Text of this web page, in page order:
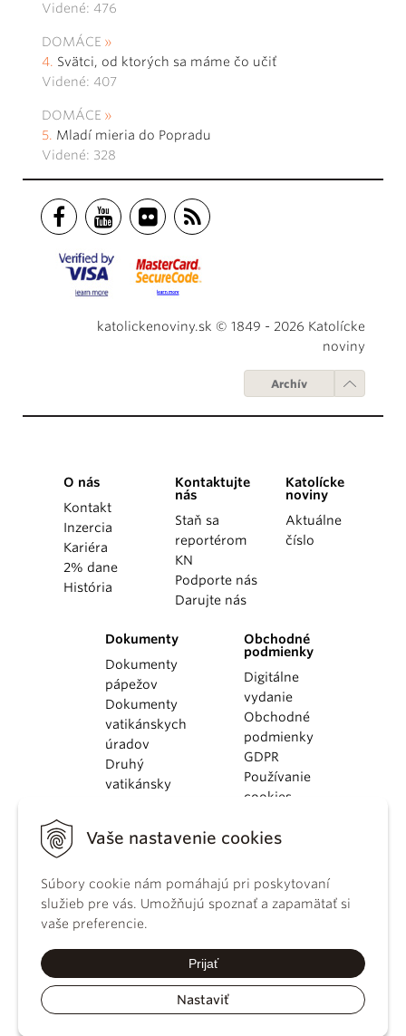
Vaše nastavenie cookies
Súbory cookie nám pomáhajú pri poskytovaní
služieb pre vás. Umožňujú spoznať a zapamätať si
vaše preferencie.
Prijať
Nastaviť
Videné: 476
DOMÁCE
Svätci, od ktorých sa máme čo učiť
Videné: 407
DOMÁCE
Mladí mieria do Popradu
Videné: 328
katolickenoviny.sk © 1849 - 2026 Katolícke
noviny
Archív
O nás
Kontakt
Inzercia
Kariéra
2% dane
História
Kontaktujte
nás
Staň sa
reportérom
KN
Podporte nás
Darujte nás
Katolícke
noviny
Aktuálne
číslo
Dokumenty
Dokumenty
pápežov
Dokumenty
vatikánskych
úradov
Druhý
vatikánsky
KBS
kánonického
práva
Katechizmus
Obchodné
podmienky
Digitálne
vydanie
Obchodné
podmienky
GDPR
Používanie
cookies